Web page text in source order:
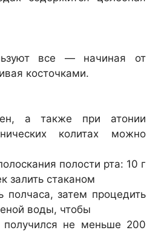
все — начиная от
косточками.
а также при атонии
колитах можно
полости рта: 10 г
залить стаканом
полчаса, затем процедить
воды, чтобы
не меньше 200